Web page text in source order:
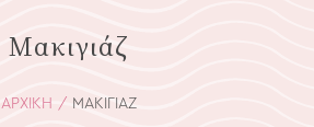
Μακιγιάζ
ΑΡΧΙΚΗ ΜΑΚΙΓΙΆΖ